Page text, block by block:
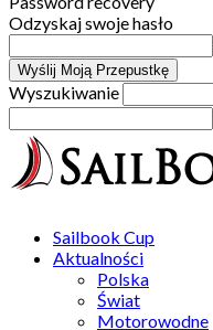
Odzyskaj swoje hasło
Wyszukiwanie
Sailbook Cup
Aktualności
Polska
Świat
Motorowodne